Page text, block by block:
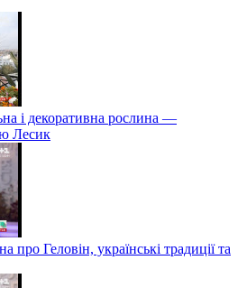
і декоративна рослина —
Лесик
Геловін, українські традиції та